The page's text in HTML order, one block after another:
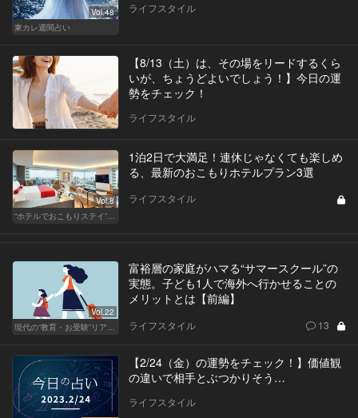
Vol.48
東カレ週間占い
ライフスタイル
【8/13（土）は、その場をリードするくら
いが、ちょうどよいでしょう！】今日の運
勢をチェック！
ライフスタイル
Vol.8
“ホテルでおこもりステイ”が大人デートに最高の選択だ
1泊2日で大満足！連休じゃなくても楽しめ
る、最新のおこもりホテルプラン3選
ライフスタイル
Vol.22
現代の“教育・お受験”リアルドキュメント
富裕層の家庭がハマる“サマースクール”の
実態。子ども1人で海外へ行かせることの
メリットとは【前編】
ライフスタイル 13
【2/24（金）の運勢をチェック！】価値観
の違いで相手とぶつかりそう…
ライフスタイル